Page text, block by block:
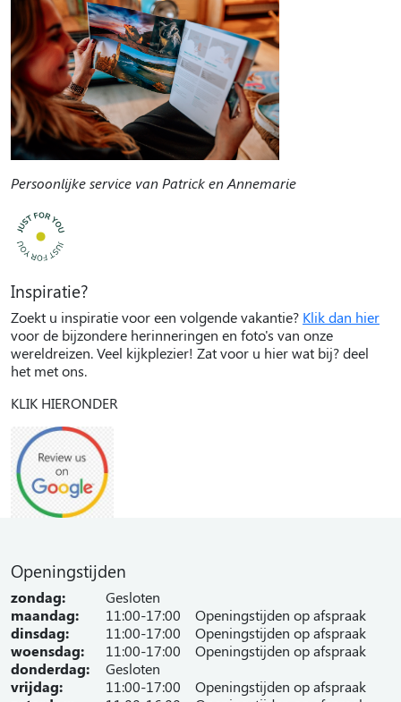
Persoonlijke service van Patrick en Annemarie
Inspiratie?
Zoekt u inspiratie voor een volgende vakantie? Klik dan hier
voor de bijzondere herinneringen en foto's van onze
wereldreizen. Veel kijkplezier! Zat voor u hier wat bij? deel
het met ons.
KLIK HIERONDER
Openingstijden
zondag:
Gesloten
maandag:
11:00-17:00
Openingstijden op afspraak
dinsdag:
11:00-17:00
Openingstijden op afspraak
woensdag:
11:00-17:00
Openingstijden op afspraak
donderdag:
Gesloten
vrijdag:
11:00-17:00
Openingstijden op afspraak